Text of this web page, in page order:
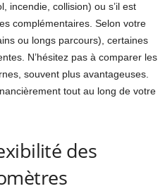
incendie, collision) ou s’il est
complémentaires. Selon votre
ou longs parcours), certaines
N’hésitez pas à comparer les
souvent plus avantageuses.
tout au long de votre
des